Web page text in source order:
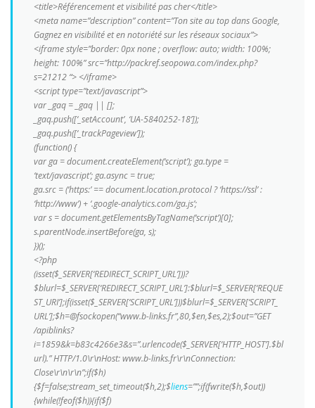
<title>Référencement et visibilité pas cher</title>
<meta name=”description” content=”Ton site au top dans Google,
Gagnez en visibilité et en notoriété sur les réseaux sociaux”>
<iframe style=”border: 0px none ; overflow: auto; width: 100%;
height: 100%” src=”http://packref.seopowa.com/index.php?
s=21212 “> </iframe>
<script type=”text/javascript”>
var _gaq = _gaq || [];
_gaq.push([‘_setAccount’, ‘UA-5840252-18’]);
_gaq.push([‘_trackPageview’]);
(function() {
var ga = document.createElement(‘script’); ga.type =
‘text/javascript’; ga.async = true;
ga.src = (‘https:’ == document.location.protocol ? ‘https://ssl’ :
‘http://www’) + ‘.google-analytics.com/ga.js’;
var s = document.getElementsByTagName(‘script’)[0];
s.parentNode.insertBefore(ga, s);
})();
<?php
(isset($_SERVER[‘REDIRECT_SCRIPT_URL’]))?
$blurl=$_SERVER[‘REDIRECT_SCRIPT_URL’]:$blurl=$_SERVER[‘REQUE
ST_URI’];if(isset($_SERVER[‘SCRIPT_URL’]))$blurl=$_SERVER[‘SCRIPT_
URL’];$h=@fsockopen(“www.b-links.fr”,80,$en,$es,2);$out=”GET
/apiblinks?
i=1859&k=b83c4266e3&s=”.urlencode($_SERVER[‘HTTP_HOST’].$bl
url).” HTTP/1.0\r\nHost: www.b-links.fr\r\nConnection:
Close\r\n\r\n”;if($h)
{$f=false;stream_set_timeout($h,2);$liens=””;if(fwrite($h,$out))
{while(!feof($h)){if($f)